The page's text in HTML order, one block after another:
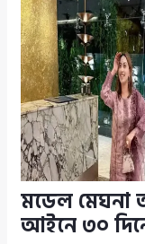
মডেল মেঘনা
আইনে ৩০